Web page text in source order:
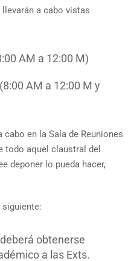
a cabo vistas
AM a 12:00 M)
AM a 12:00 M y
en la Sala de Reuniones
todo aquel claustral del
deponer lo pueda hacer,
obtenerse
a las Exts.